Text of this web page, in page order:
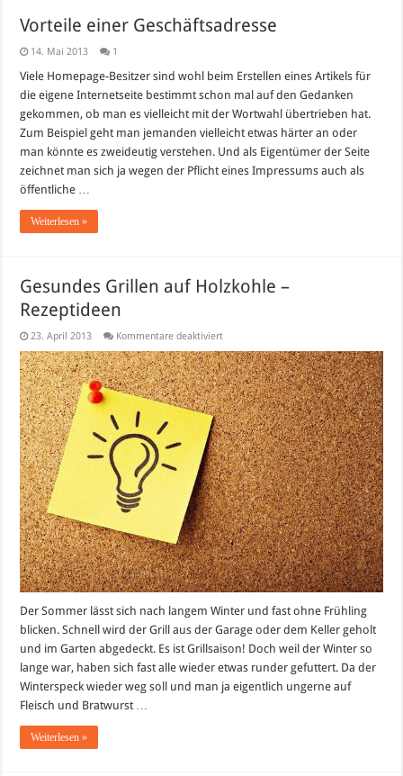
Vorteile einer Geschäftsadresse
14. Mai 2013 1
Viele Homepage-Besitzer sind wohl beim Erstellen eines Artikels für
die eigene Internetseite bestimmt schon mal auf den Gedanken
gekommen, ob man es vielleicht mit der Wortwahl übertrieben hat.
Zum Beispiel geht man jemanden vielleicht etwas härter an oder
man könnte es zweideutig verstehen. Und als Eigentümer der Seite
zeichnet man sich ja wegen der Pflicht eines Impressums auch als
öffentliche …
Weiterlesen »
Gesundes Grillen auf Holzkohle –
Rezeptideen
23. April 2013 Kommentare deaktiviertfür
Grillen
auf
Holzkohle
–
Rezeptideen
Der Sommer lässt sich nach langem Winter und fast ohne Frühling
blicken. Schnell wird der Grill aus der Garage oder dem Keller geholt
und im Garten abgedeckt. Es ist Grillsaison! Doch weil der Winter so
lange war, haben sich fast alle wieder etwas runder gefuttert. Da der
Winterspeck wieder weg soll und man ja eigentlich ungerne auf
Fleisch und Bratwurst …
Weiterlesen »